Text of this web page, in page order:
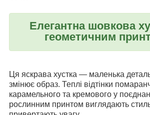
Елегантна шовкова
геометичним
Ця яскрава хустка — маленька
змінює образ. Теплі відтінки
карамельного та кремового у
рослинним принтом виглядають